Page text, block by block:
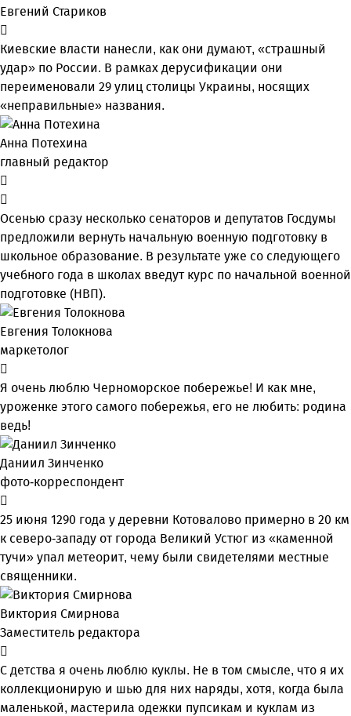
Евгений Стариков
Киевские власти нанесли, как они думают, «страшный
удар» по России. В рамках дерусификации они
переименовали 29 улиц столицы Украины, носящих
«неправильные» названия.
Анна Потехина
главный редактор
Осенью сразу несколько сенаторов и депутатов Госдумы
предложили вернуть начальную военную подготовку в
школьное образование. В результате уже со следующего
учебного года в школах введут курс по начальной военной
подготовке (НВП).
Евгения Толокнова
маркетолог
Я очень люблю Черноморское побережье! И как мне,
уроженке этого самого побережья, его не любить: родина
ведь!
Даниил Зинченко
фото-корреспондент
25 июня 1290 года у деревни Котовалово примерно в 20 км
к северо-западу от города Великий Устюг из «каменной
тучи» упал метеорит, чему были свидетелями местные
священники.
Виктория Смирнова
Заместитель редактора
С детства я очень люблю куклы. Не в том смысле, что я их
коллекционирую и шью для них наряды, хотя, когда была
маленькой, мастерила одежки пупсикам и куклам из